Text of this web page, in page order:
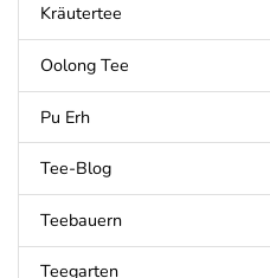
Kräutertee
Oolong Tee
Pu Erh
Tee-Blog
Teebauern
Teegarten